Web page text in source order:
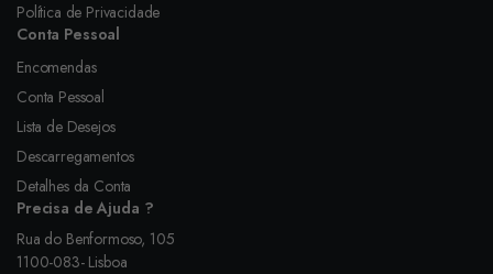
Política de Privacidade
Conta Pessoal
Encomendas
Conta Pessoal
Lista de Desejos
Descarregamentos
Detalhes da Conta
Precisa de Ajuda ?
Rua do Benformoso, 105
1100-083- Lisboa